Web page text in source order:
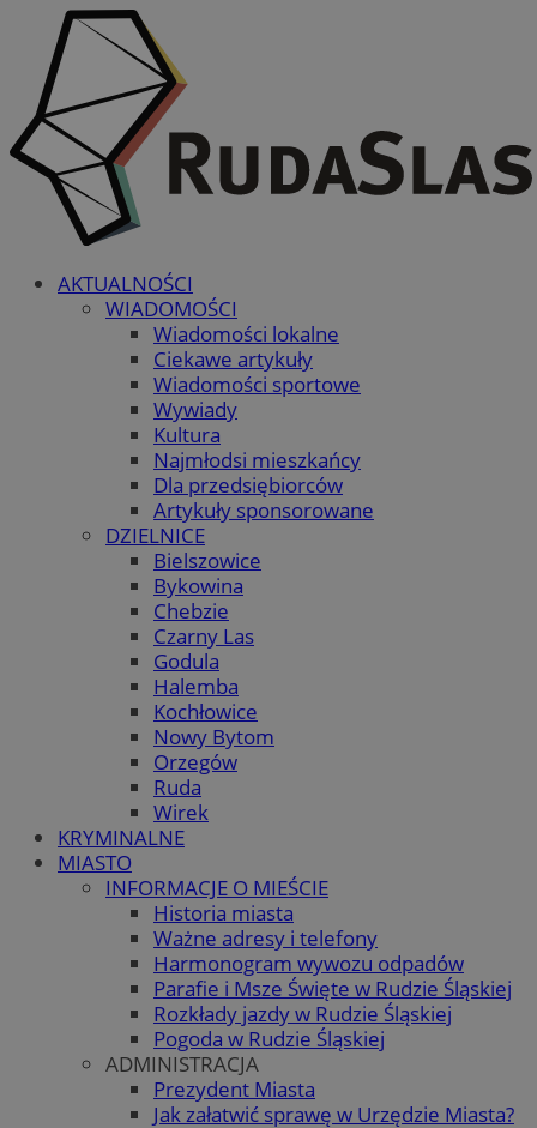
AKTUALNOŚCI
WIADOMOŚCI
Wiadomości lokalne
Ciekawe artykuły
Wiadomości sportowe
Wywiady
Kultura
Najmłodsi mieszkańcy
Dla przedsiębiorców
Artykuły sponsorowane
DZIELNICE
Bielszowice
Bykowina
Chebzie
Czarny Las
Godula
Halemba
Kochłowice
Nowy Bytom
Orzegów
Ruda
Wirek
KRYMINALNE
MIASTO
INFORMACJE O MIEŚCIE
Historia miasta
Ważne adresy i telefony
Harmonogram wywozu odpadów
Parafie i Msze Święte w Rudzie Śląskiej
Rozkłady jazdy w Rudzie Śląskiej
Pogoda w Rudzie Śląskiej
ADMINISTRACJA
Prezydent Miasta
Jak załatwić sprawę w Urzędzie Miasta?